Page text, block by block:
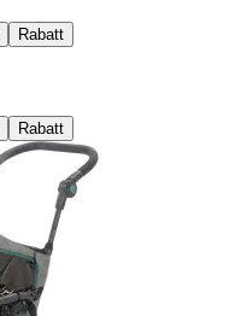
Rabatt
Rabatt